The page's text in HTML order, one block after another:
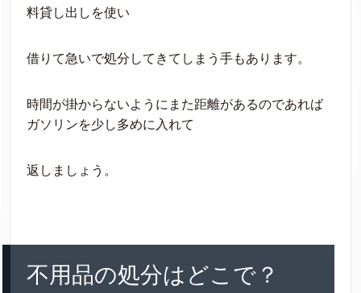
料貸し出しを使い
借りて急いで処分してきてしまう手もあります。
時間が掛からないようにまた距離があるのであれば
ガソリンを少し多めに入れて
返しましょう。
不用品の処分はどこで？